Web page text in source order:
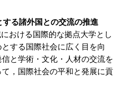
する諸外国との交流の推進
おける国際的な拠点大学とし
する国際社会に広く目を向
と学術・文化・人材の交流を
，国際社会の平和と発展に貢